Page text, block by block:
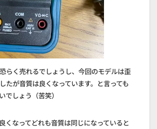
らく売れるでしょうし、今回のモデルは歪
たが音質は良くなっています。と言っても
でしょう（苦笑）
くなってどれも音質は同じになっていると